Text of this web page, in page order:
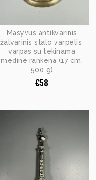
Masyvus antikvarinis
žalvarinis stalo varpelis,
varpas su tekinama
medine rankena (17 cm,
500 g)
€58